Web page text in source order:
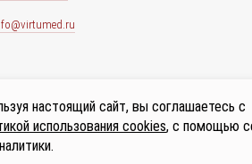
настоящий сайт, вы соглашаетесь с
использования cookies, с помощью